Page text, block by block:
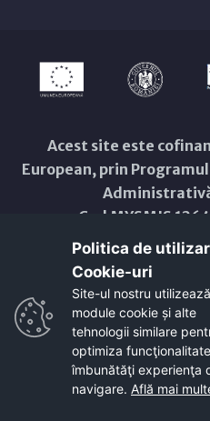
Acest site este
European, prin
Cod MYSMIS
Pentru informații
programe cofinanțate
invităm să
ue.ro,
Conținutul acestui site
obligatoriu poziția
Întreaga
Politica de
Cookie-uri‎
Site-ul nostru utilizează
module cookie și alte
tehnologii similare
optimiza
îmbunătăţi experienţa
navigare. Află mai